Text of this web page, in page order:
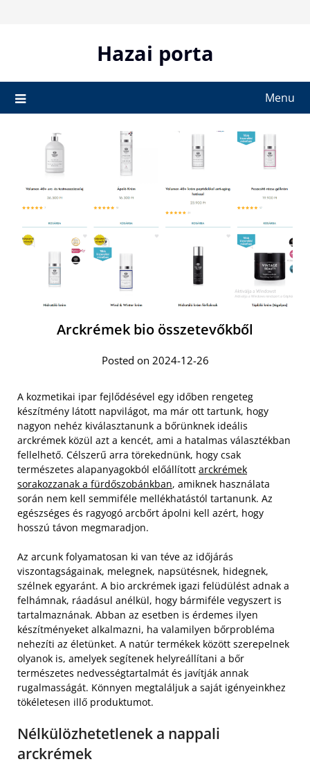
Hazai porta
Menu
Arckrémek bio összetevőkből
Posted on 2024-12-26
A kozmetikai ipar fejlődésével egy időben rengeteg
készítmény látott napvilágot, ma már ott tartunk, hogy
nagyon nehéz kiválasztanunk a bőrünknek ideális
arckrémek közül azt a kencét, ami a hatalmas választékban
fellelhető. Célszerű arra törekednünk, hogy csak
természetes alapanyagokból előállított arckrémek
sorakozzanak a fürdőszobánkban, amiknek használata
során nem kell semmiféle mellékhatástól tartanunk. Az
egészséges és ragyogó arcbőrt ápolni kell azért, hogy
hosszú távon megmaradjon.
Az arcunk folyamatosan ki van téve az időjárás
viszontagságainak, melegnek, napsütésnek, hidegnek,
szélnek egyaránt. A bio arckrémek igazi felüdülést adnak a
felhámnak, ráadásul anélkül, hogy bármiféle vegyszert is
tartalmaznának. Abban az esetben is érdemes ilyen
készítményeket alkalmazni, ha valamilyen bőrprobléma
nehezíti az életünket. A natúr termékek között szerepelnek
olyanok is, amelyek segítenek helyreállítani a bőr
természetes nedvességtartalmát és javítják annak
rugalmasságát. Könnyen megtaláljuk a saját igényeinkhez
tökéletesen illő produktumot.
Nélkülözhetetlenek a nappali
arckrémek